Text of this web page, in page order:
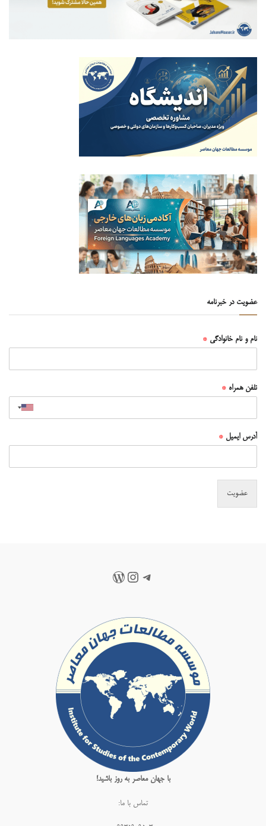
عضویت در خبرنامه
نام و نام خانوادگی *
تلفن همراه *
آدرس ایمیل *
عضویت
تلگراماینستاگرم
وردپرس
با جهان معاصر به روز باشید!
تماس با ما: